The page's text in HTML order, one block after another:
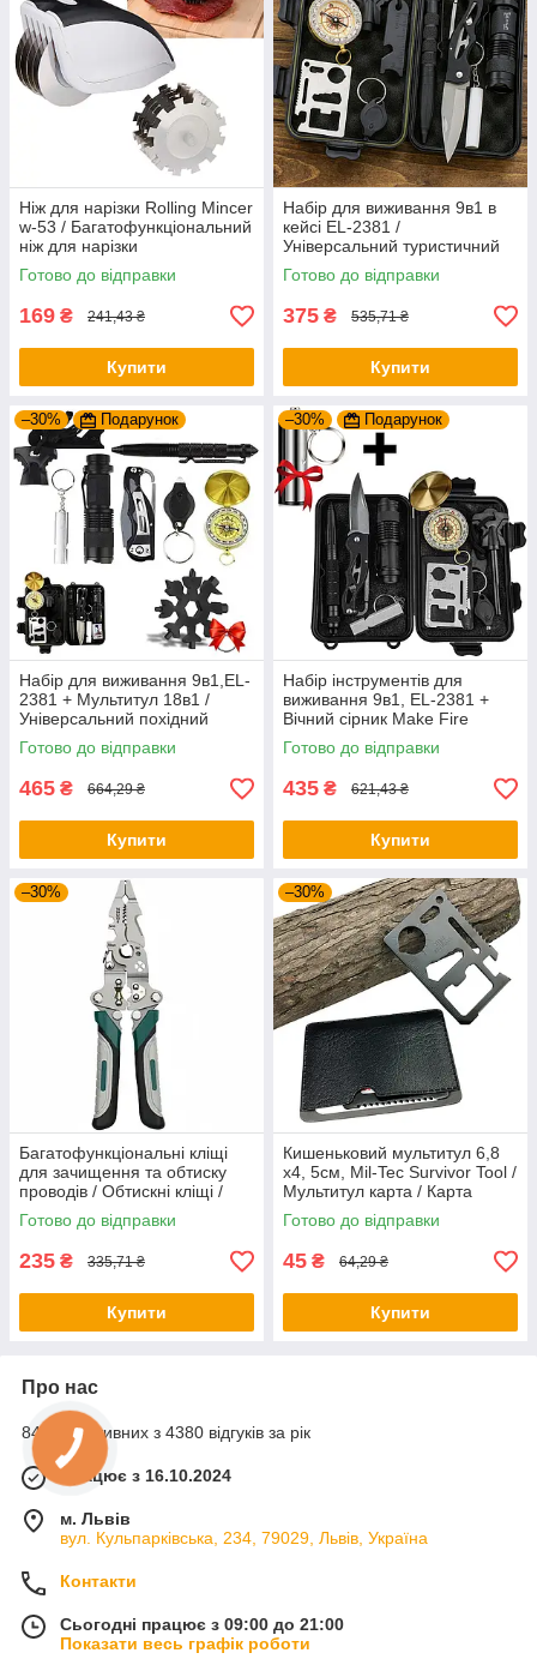
Ніж для нарізки Rolling Mincer
w-53 / Багатофункціональний
ніж для нарізки
Готово до відправки
169 ₴ 241,43 ₴
Купити
Набір для виживання 9в1 в
кейсі EL-2381 /
Універсальний туристичний
набір інструментів / Набір
для походу
Готово до відправки
375 ₴ 535,71 ₴
Купити
–30% Подарунок
Набір для виживання 9в1,EL-
2381 + Мультитул 18в1 /
Універсальний похідний
набір інструментів
Готово до відправки
465 ₴ 664,29 ₴
Купити
–30% Подарунок
Набір інструментів для
виживання 9в1, EL-2381 +
Вічний сірник Make Fire
Готово до відправки
435 ₴ 621,43 ₴
Купити
–30%
Багатофункціональні кліщі
для зачищення та обтиску
проводів / Обтискні кліщі /
Кліщі для зняття ізоляції
Готово до відправки
235 ₴ 335,71 ₴
Купити
–30%
Кишеньковий мультитул 6,8
х4, 5см, Mil-Tec Survivor Tool /
Мультитул карта / Карта
виживання / Мультитул для
туризму
Готово до відправки
45 ₴ 64,29 ₴
Купити
Про нас
84% позитивних з 4380 відгуків за рік
Працює з 16.10.2024
м. Львів
вул. Кульпарківська, 234, 79029, Львів, Україна
Контакти
Сьогодні працює з 09:00 до 21:00
Показати весь графік роботи